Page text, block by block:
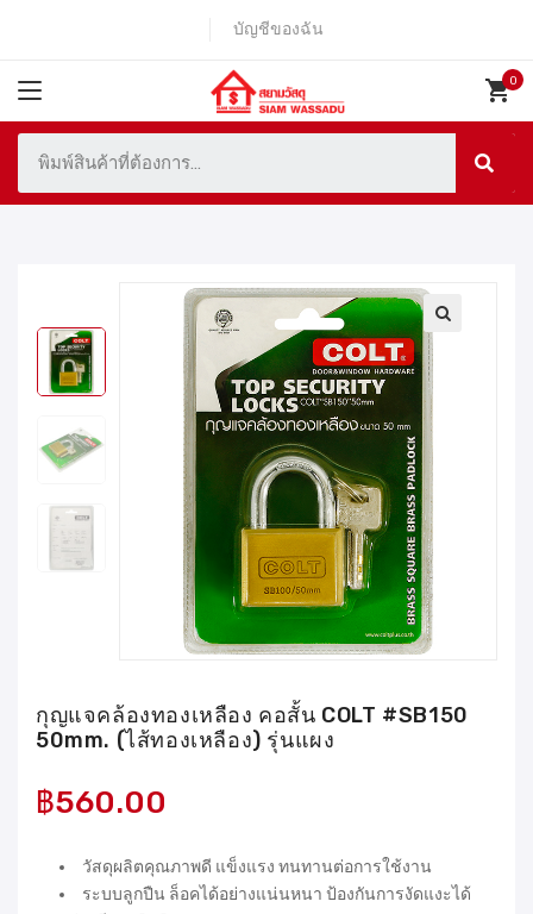
บัญชีของฉัน
กุญแจคล้องทองเหลือง คอสั้น COLT #SB150
50mm. (ไส้ทองเหลือง) รุ่นแผง
฿560.00
วัสดุผลิตคุณภาพดี แข็งแรง ทนทานต่อการใช้งาน
ระบบลูกปืน ล็อคได้อย่างแน่นหนา ป้องกันการงัดแงะได้